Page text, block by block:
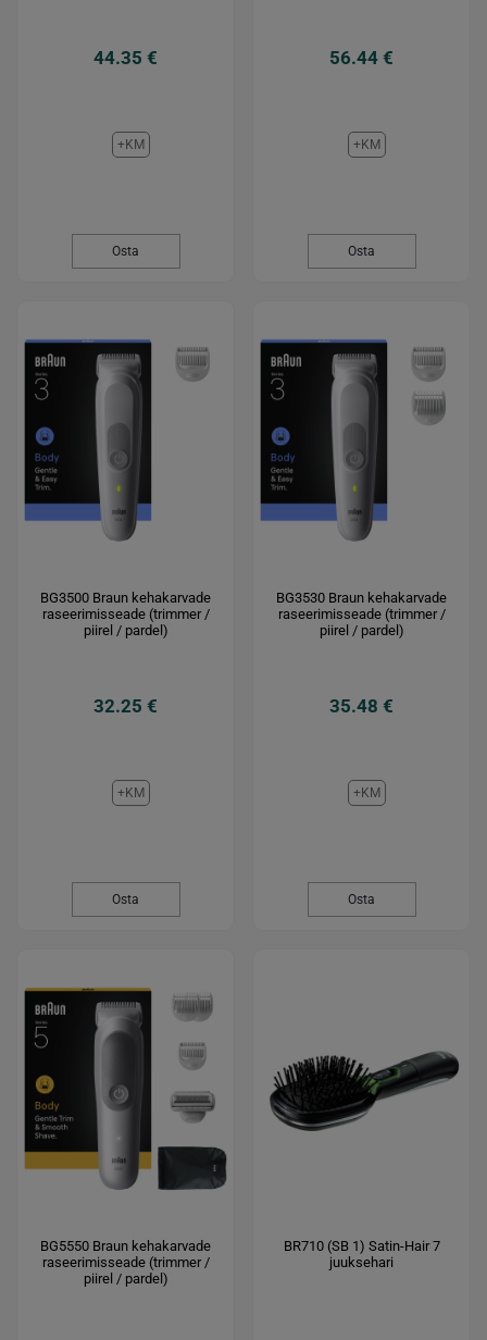
44.35 €
+KM
Osta
56.44 €
+KM
Osta
BG3500 Braun kehakarvade
raseerimisseade (trimmer /
piirel / pardel)
32.25 €
+KM
Osta
BG3530 Braun kehakarvade
raseerimisseade (trimmer /
piirel / pardel)
35.48 €
+KM
Osta
BG5550 Braun kehakarvade
raseerimisseade (trimmer /
piirel / pardel)
BR710 (SB 1) Satin-Hair 7
juuksehari